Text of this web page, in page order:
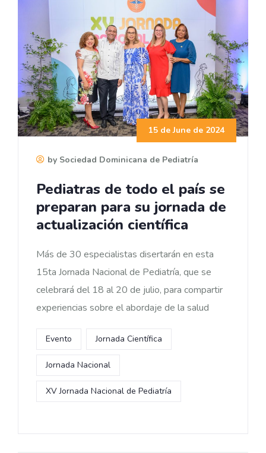
15 de June de 2024
by Sociedad Dominicana de Pediatría
Pediatras de todo el país se
preparan para su jornada de
actualización científica
Más de 30 especialistas disertarán en esta
15ta Jornada Nacional de Pediatría, que se
celebrará del 18 al 20 de julio, para compartir
experiencias sobre el abordaje de la salud
Evento Jornada Científica
Jornada Nacional
XV Jornada Nacional de Pediatría